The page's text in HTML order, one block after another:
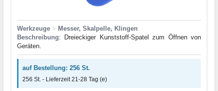
Werkzeuge > Messer, Skalpelle, Klingen
Beschreibung: Dreieckiger Kunststoff-Spatel zum Öffnen von
Geräten.
auf Bestellung: 256 St.
256 St. - Lieferzeit 21-28 Tag (e)